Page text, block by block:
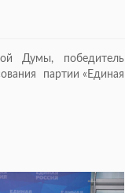
Думы, победитель
партии «Единая